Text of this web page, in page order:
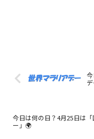
今日は何の日？4月25日は
ー」🌍